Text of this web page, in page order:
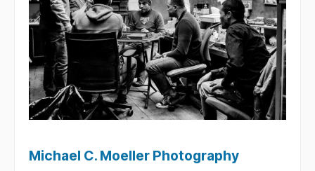
Michael C. Moeller Photography